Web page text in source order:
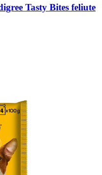
Tasty Bites feliute